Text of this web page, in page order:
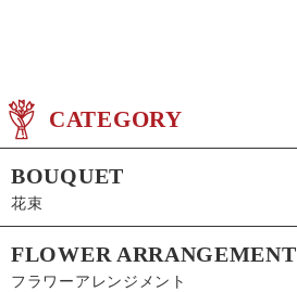
CATEGORY
BOUQUET
花束
FLOWER ARRANGEMENT
フラワーアレンジメント